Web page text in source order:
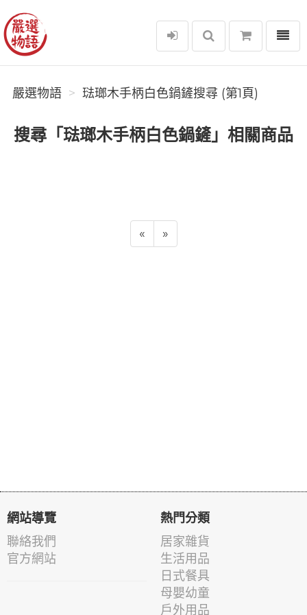
嚴選物語
選單
嚴選物語 琺瑯木手柄白色鍋鏟搜尋 (第1頁)
搜尋「琺瑯木手柄白色鍋鏟」相關商品
« »
網站導覽
聯絡我們
官方網站
熱門分類
居家雜貨
生活用品
日式餐具
母嬰幼童
戶外用品